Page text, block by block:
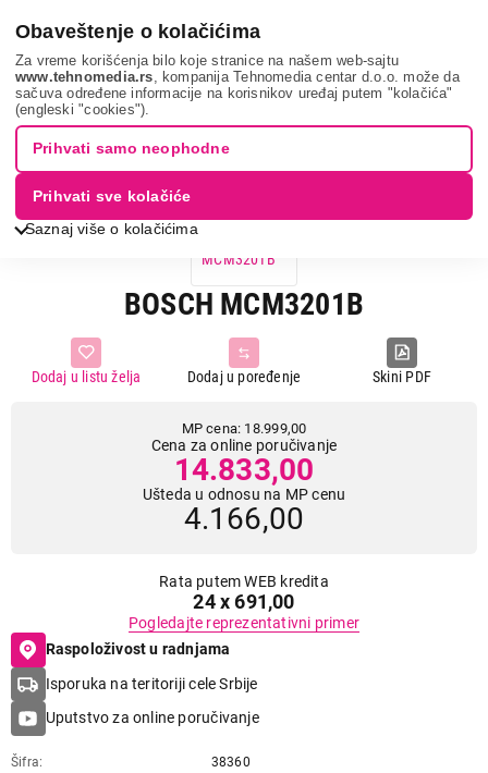
Obaveštenje o kolačićima
Za vreme korišćenja bilo koje stranice na našem web-sajtu
www.tehnomedia.rs , kompanija Tehnomedia centar d.o.o. može da
sačuva određene informacije na korisnikov uređaj putem "kolačića"
(engleski "cookies").
Saznaj više o kolačićima
Prihvati samo neophodne
Prihvati sve kolačiće
Bosch mcm3201b...
BOSCH MCM3201B
Skini PDF
Dodaj u poređenje
Dodaj u listu želja
MP cena: 18.999,00
Cena za online poručivanje
14.833,00
Ušteda u odnosu na MP cenu
4.166,00
Rata putem WEB kredita
24 x 691,00
Pogledajte reprezentativni primer
Raspoloživost u radnjama
Isporuka na teritoriji cele Srbije
Uputstvo za online poručivanje
Šifra
38360